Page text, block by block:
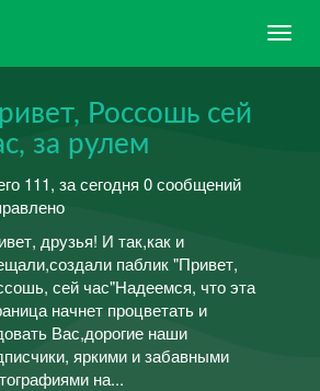
Россошь сей
за рулем
111, за сегодня 0 сообщений
друзья! И так,как и
паблик "Привет,
сей час"Надеемся, что эта
начнет процветать и
Вас,дорогие наши
яркими и забавными
на...